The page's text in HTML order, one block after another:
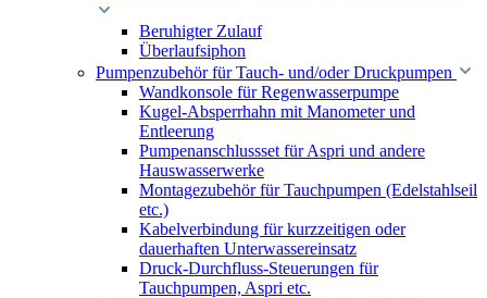
Beruhigter Zulauf
Überlaufsiphon
Pumpenzubehör für Tauch- und/oder Druckpumpen
Wandkonsole für Regenwasserpumpe
Kugel-Absperrhahn mit Manometer und
Entleerung
Pumpenanschlussset für Aspri und andere
Hauswasserwerke
Montagezubehör für Tauchpumpen (Edelstahlseil
etc.)
Kabelverbindung für kurzzeitigen oder
dauerhaften Unterwassereinsatz
Druck-Durchfluss-Steuerungen für
Tauchpumpen, Aspri etc.